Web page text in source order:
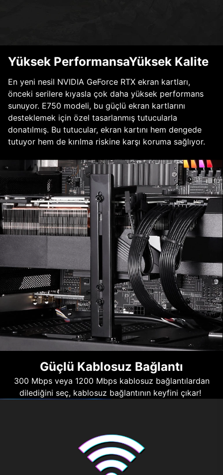
Yüksek PerformansaYüksek Kalite
En yeni nesil NVIDIA GeForce RTX ekran kartları,
önceki serilere kıyasla çok daha yüksek performans
sunuyor. E750 modeli, bu güçlü ekran kartlarını
desteklemek için özel tasarlanmış tutucularla
donatılmış. Bu tutucular, ekran kartını hem dengede
tutuyor hem de kırılma riskine karşı koruma sağlıyor.
Güçlü Kablosuz Bağlantı
300 Mbps veya 1200 Mbps kablosuz bağlantılardan
dilediğini seç, kablosuz bağlantının keyfini çıkar!